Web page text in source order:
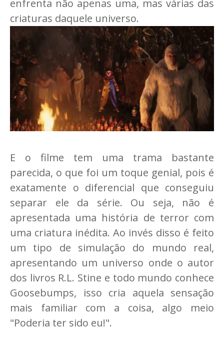
enfrenta não apenas uma, mas várias das
criaturas daquele universo.
E o filme tem uma trama bastante
parecida, o que foi um toque genial, pois é
exatamente o diferencial que conseguiu
separar ele da série. Ou seja, não é
apresentada uma história de terror com
uma criatura inédita. Ao invés disso é feito
um tipo de simulação do mundo real,
apresentando um universo onde o autor
dos livros R.L. Stine e todo mundo conhece
Goosebumps, isso cria aquela sensação
mais familiar com a coisa, algo meio
"Poderia ter sido eu!".